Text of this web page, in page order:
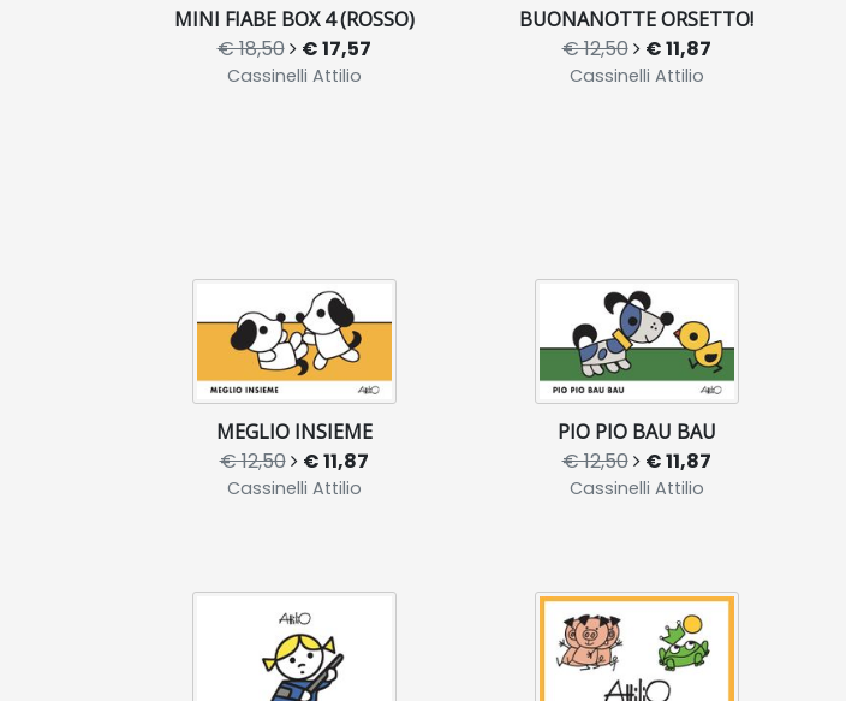
MINI FIABE BOX 4 (ROSSO)
€ 18,50 € 17,57
Cassinelli Attilio
BUONANOTTE ORSETTO!
€ 12,50 € 11,87
Cassinelli Attilio
MEGLIO INSIEME
€ 12,50 € 11,87
Cassinelli Attilio
PIO PIO BAU BAU
€ 12,50 € 11,87
Cassinelli Attilio